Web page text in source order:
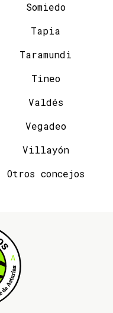
Somiedo
Tapia
Taramundi
Tineo
Valdés
Vegadeo
Villayón
Otros concejos